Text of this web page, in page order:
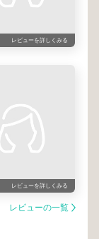
レビューを詳しくみる
レビューを詳しくみる
レビューの一覧